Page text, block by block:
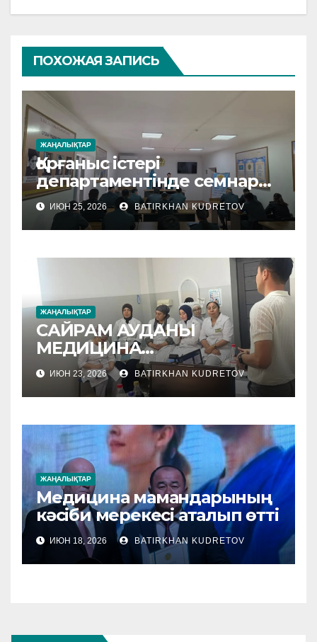
ПОХОЖАЯ ЗАПИСЬ
ЖАҢАЛЫҚТАР
Қорғаныс істері
департаментінде семнар
өтті
ИЮН 25, 2026 BATIRKHAN KUDRETOV
ЖАҢАЛЫҚТАР
САЙРАМ АУДАНЫ
МЕДИЦИНА
МЕКЕМЕЛЕРІНЕ
ӘДІСТЕМЕЛІК КӨМЕК
КӨРСЕТІЛУДЕ
ИЮН 23, 2026 BATIRKHAN KUDRETOV
ЖАҢАЛЫҚТАР
Медицина мамандарының
кәсіби мерекесі аталып өтті
ИЮН 18, 2026 BATIRKHAN KUDRETOV